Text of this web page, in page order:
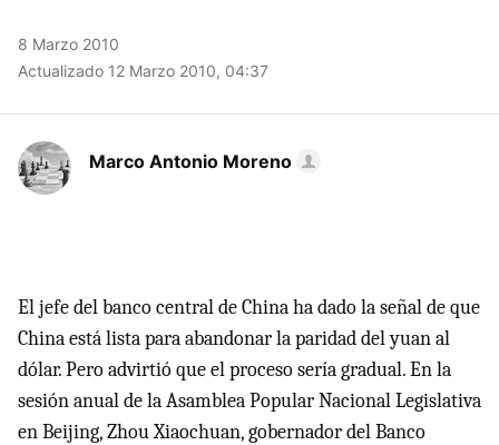
8 Marzo 2010
Actualizado 12 Marzo 2010, 04:37
Marco Antonio Moreno
El jefe del banco central de China ha dado la señal de que
China está lista para abandonar la paridad del yuan al
dólar. Pero advirtió que el proceso sería gradual. En la
sesión anual de la Asamblea Popular Nacional Legislativa
en Beijing, Zhou Xiaochuan, gobernador del Banco